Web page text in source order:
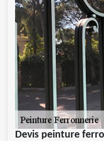
Devis peinture